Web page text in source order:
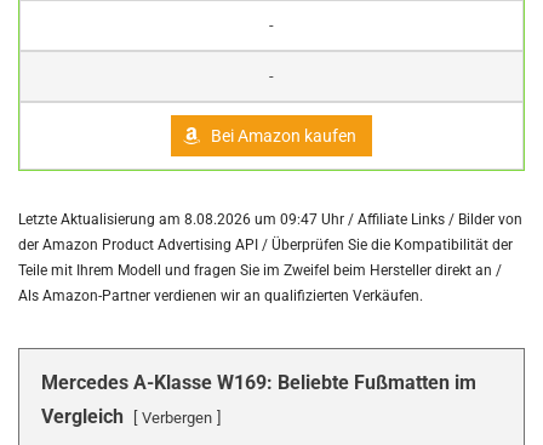
-
-
Bei Amazon kaufen
Letzte Aktualisierung am 8.08.2026 um 09:47 Uhr / Affiliate Links / Bilder von
der Amazon Product Advertising API / Überprüfen Sie die Kompatibilität der
Teile mit Ihrem Modell und fragen Sie im Zweifel beim Hersteller direkt an /
Als Amazon-Partner verdienen wir an qualifizierten Verkäufen.
Mercedes A-Klasse W169: Beliebte Fußmatten im
Vergleich
Verbergen